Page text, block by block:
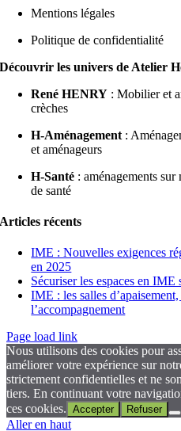
Mentions légales
Politique de confidentialité
Découvrir les univers de Atelier
René HENRY : Mobilier et
crèches
H-Aménagement :
et aménageurs
H-Santé : aménagements
de santé
Articles récents
IME : Nouvelles exigences
en 2025
Sécuriser les espaces en IME
IME : les salles
l’accompagnement
Page load link
Nous utilisons des cookies pour
améliorer votre expérience sur
strictement confidentielles et ne
tiers. En continuant votre
ces cookies. Accepter Refuser
Aller en haut